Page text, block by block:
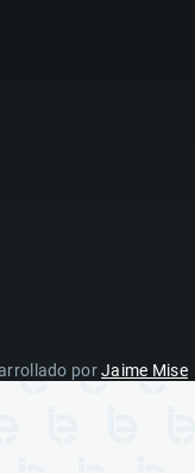
porJaime Mise